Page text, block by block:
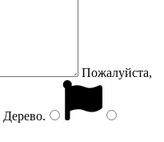
Пожалуйста,
Дерево.